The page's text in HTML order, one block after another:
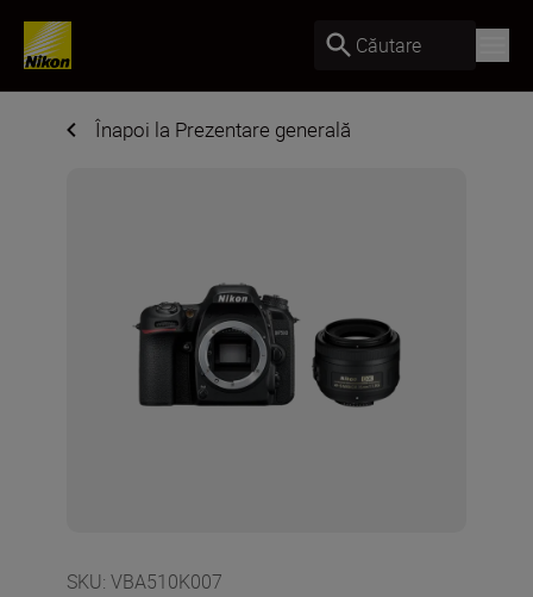
Căutare
Înapoi la Prezentare generală
SKU: VBA510K007